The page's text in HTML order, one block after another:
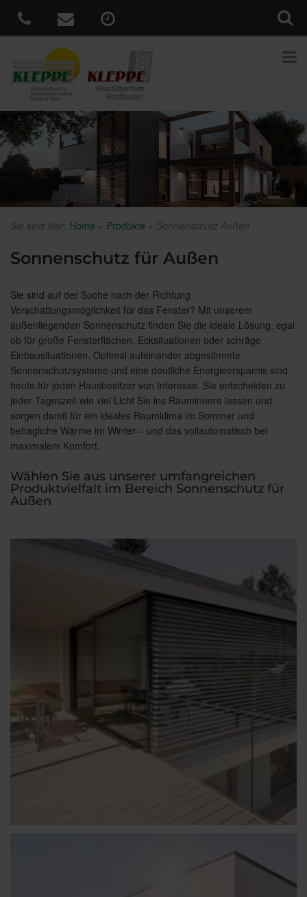
Sie sind hier: Home » Produkte » Sonnenschutz Außen
Sonnenschutz für Außen
Sie sind auf der Suche nach der Richtung
Verschattungsmöglichkeit für das Fenster? Mit unserem
außenliegenden Sonnenschutz finden Sie die ideale Lösung, egal
ob für große Fensterflächen, Ecksituationen oder schräge
Einbausituationen. Optimal aufeinander abgestimmte
Sonnenschutzsysteme und eine deutliche Energieersparnis sind
heute für jeden Hausbesitzer von Interesse. Sie entscheiden zu
jeder Tageszeit wie viel Licht Sie ins Rauminnere lassen und
sorgen damit für ein ideales Raumklima im Sommer und
behagliche Wärme im Winter – und das vollautomatisch bei
maximalem Komfort.
Wählen Sie aus unserer umfangreichen
Produktvielfalt im Bereich Sonnenschutz für
Außen